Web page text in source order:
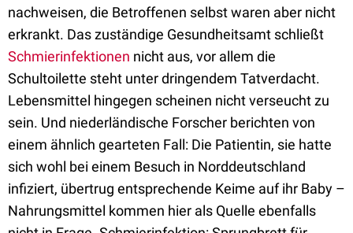
nachweisen, die Betroffenen selbst waren aber nicht
erkrankt. Das zuständige Gesundheitsamt schließt
Schmierinfektionen nicht aus, vor allem die
Schultoilette steht unter dringendem Tatverdacht.
Lebensmittel hingegen scheinen nicht verseucht zu
sein. Und niederländische Forscher berichten von
einem ähnlich gearteten Fall: Die Patientin, sie hatte
sich wohl bei einem Besuch in Norddeutschland
infiziert, übertrug entsprechende Keime auf ihr Baby –
Nahrungsmittel kommen hier als Quelle ebenfalls